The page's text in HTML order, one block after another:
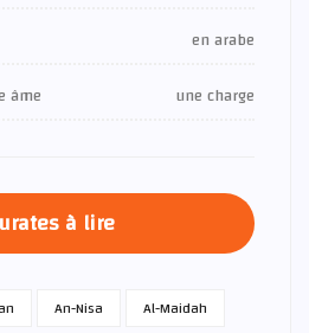
en arabe
âme
une charge
à lire
An-Nisa
Al-Maidah